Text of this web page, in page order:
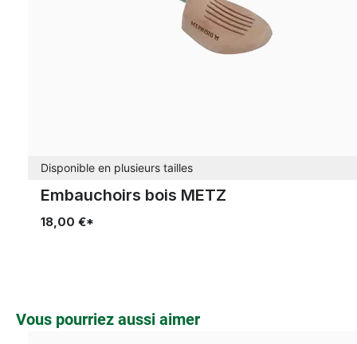
Disponible en plusieurs tailles
Embauchoirs bois METZ
18,00 €*
Ignorer la galerie de produits
Vous pourriez aussi aimer